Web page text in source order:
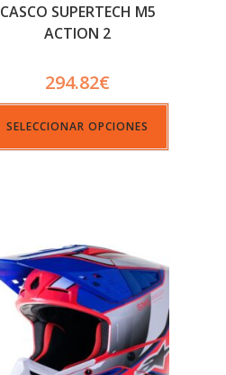
CASCO SUPERTECH M5
ACTION 2
294.82€
SELECCIONAR OPCIONES